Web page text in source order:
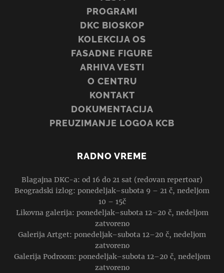
PROGRAMI
DKC BIOSKOP
KOLEKCIJA OS
FASADNE FIGURE
ARHIVA VESTI
O CENTRU
KONTAKT
DOKUMENTACIJA
PREUZIMANJE LOGOA KCB
RADNO VREME
Blagajna DKC-a: od 16 do 21 sat (redovan repertoar)
Beogradski izlog: ponedeljak–subota 9 – 21 č, nedeljom
10 – 15č
Likovna galerija: ponedeljak–subota 12–20 č, nedeljom
zatvoreno
Galerija Artget: ponedeljak–subota 12–20 č, nedeljom
zatvoreno
Galerija Podroom: ponedeljak–subota 12–20 č, nedeljom
zatvoreno